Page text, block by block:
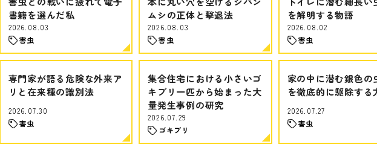
書籍を選んだ私
2026.08.03
害虫
ムシの正体と撃退法
2026.08.03
害虫
を解明する物語
2026.08.02
害虫
専門家が語る危険な外来ア
リと在来種の識別法
2026.07.30
害虫
集合住宅における小さいゴ
キブリ一匹から始まった大
量発生事例の研究
2026.07.29
ゴキブリ
家の中に潜む銀色の
を徹底的に駆除する
2026.07.27
害虫